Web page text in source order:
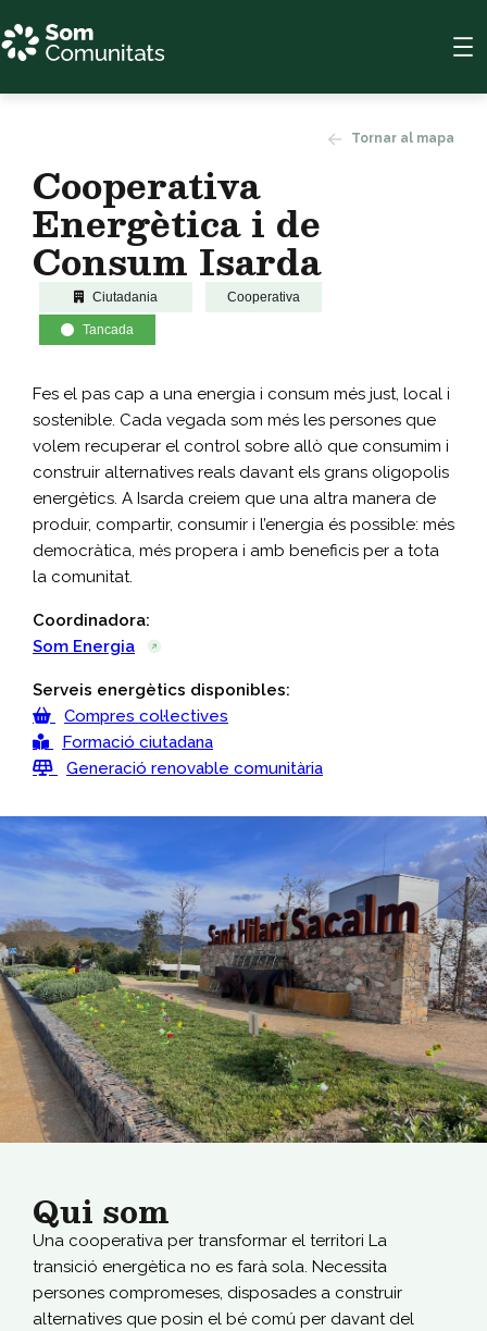
Tornar al mapa
Cooperativa
Energètica i de
Consum Isarda
Ciutadania Cooperativa
Tancada
Fes el pas cap a una energia i consum més just, local i
sostenible. Cada vegada som més les persones que
volem recuperar el control sobre allò que consumim i
construir alternatives reals davant els grans oligopolis
energètics. A Isarda creiem que una altra manera de
produir, compartir, consumir i l’energia és possible: més
democràtica, més propera i amb beneficis per a tota
la comunitat.
Coordinadora:
Som Energia
Serveis energètics disponibles:
Compres col·lectives
Formació ciutadana
Generació renovable comunitària
Qui som
Una cooperativa per transformar el territori La
transició energètica no es farà sola. Necessita
persones compromeses, disposades a construir
alternatives que posin el bé comú per davant del